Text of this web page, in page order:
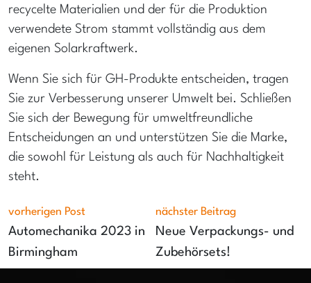
recycelte Materialien und der für die Produktion
verwendete Strom stammt vollständig aus dem
eigenen Solarkraftwerk.
Wenn Sie sich für GH-Produkte entscheiden, tragen
Sie zur Verbesserung unserer Umwelt bei. Schließen
Sie sich der Bewegung für umweltfreundliche
Entscheidungen an und unterstützen Sie die Marke,
die sowohl für Leistung als auch für Nachhaltigkeit
steht.
vorherigen Post
Automechanika 2023 in
Birmingham
nächster Beitrag
Neue Verpackungs- und
Zubehörsets!